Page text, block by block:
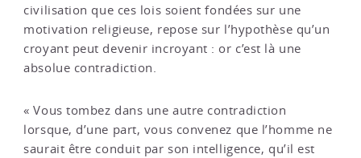
civilisation que ces lois soient fondées sur une
motivation religieuse, repose sur l’hypothèse qu’un
croyant peut devenir incroyant : or c’est là une
absolue contradiction.
« Vous tombez dans une autre contradiction
lorsque, d’une part, vous convenez que l’homme ne
saurait être conduit par son intelligence, qu’il est